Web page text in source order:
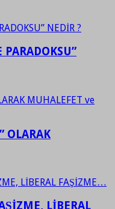
OLARAK
LİBERAL